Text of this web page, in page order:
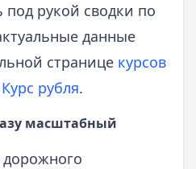
под рукой сводки по
данные
странице курсов
Курс рубля.
масштабный